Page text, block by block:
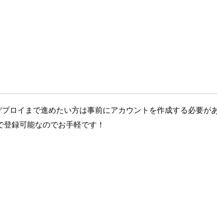
ロイまで進めたい方は事前にアカウントを作成する必要が
録可能なのでお手軽です！